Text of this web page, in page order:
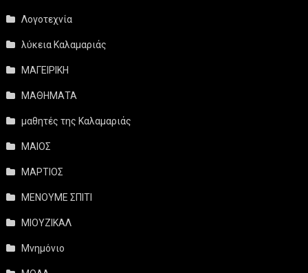
Λογοτεχνία
λύκεια Καλαμαριάς
ΜΑΓΕΙΡΙΚΗ
ΜΑΘΗΜΑΤΑ
μαθητές της Καλαμαριάς
ΜΑΙΟΣ
ΜΑΡΤΙΟΣ
ΜΕΝΟΥΜΕ ΣΠΙΤΙ
ΜΙΟΥΖΙΚΑΛ
Μνημόνιο